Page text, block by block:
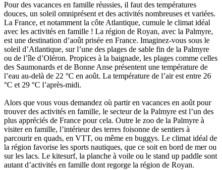
Pour des vacances en famille réussies, il faut des températures
douces, un soleil omniprésent et des activités nombreuses et variées.
La France, et notamment la côte Atlantique, cumule le climat idéal
avec les activités en famille ! La région de Royan, avec la Palmyre,
est une destination d’août prisée en France. Imaginez-vous sous le
soleil d’Atlantique, sur l’une des plages de sable fin de la Palmyre
ou de l’île d’Oléron. Propices à la baignade, les plages comme celles
des Saumonards et de Bonne Anse présentent une température de
l’eau au-delà de 22 °C en août. La température de l’air est entre 26
°C et 29 °C l’après-midi.
Alors que vous vous demandez où partir en vacances en août pour
trouver des activités en famille, le secteur de la Palmyre est l’un des
plus appréciés de France pour cela. Outre le zoo de la Palmyre à
visiter en famille, l’intérieur des terres foisonne de sentiers à
parcourir en quads, en VTT, ou même en buggys. Le climat idéal de
la région favorise les sports nautiques, que ce soit en bord de mer ou
sur les lacs. Le kitesurf, la planche à voile ou le stand up paddle sont
autant d’activités en famille dont regorge la région de Royan.